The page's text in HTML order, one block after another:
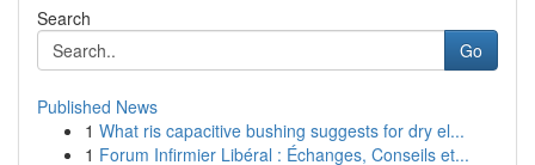
Search
Go
Published News
1 What ris capacitive bushing suggests for dry el...
1 Forum Infirmier Libéral : Échanges, Conseils et...